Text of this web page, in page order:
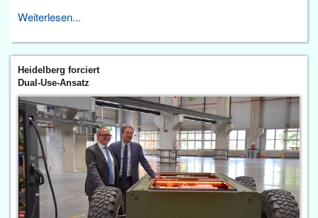
Weiterlesen...
Heidelberg forciert
Dual-Use-Ansatz